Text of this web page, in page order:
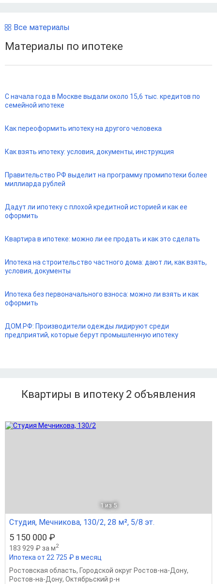
Все материалы
Материалы по ипотеке
С начала года в Москве выдали около 15,6 тыс. кредитов по
семейной ипотеке
Как переоформить ипотеку на другого человека
Как взять ипотеку: условия, документы, инструкция
Правительство РФ выделит на программу промипотеки более
миллиарда рублей
Дадут ли ипотеку с плохой кредитной историей и как ее
оформить
Квартира в ипотеке: можно ли ее продать и как это сделать
Ипотека на строительство частного дома: дают ли, как взять,
условия, документы
Ипотека без первоначального взноса: можно ли взять и как
оформить
ДОМ.РФ: Производители одежды лидируют среди
предприятий, которые берут промышленную ипотеку
Квартиры в ипотеку 2 объявления
1 из 5
Студия, Мечникова, 130/2, 28 м², 5/8 эт.
5 150 000 ₽
183 929 ₽ за м2
Ипотека от 22 725 ₽ в месяц
Ростовская область, Городской округ Ростов-на-Дону,
Ростов-на-Дону, Октябрьский р-н